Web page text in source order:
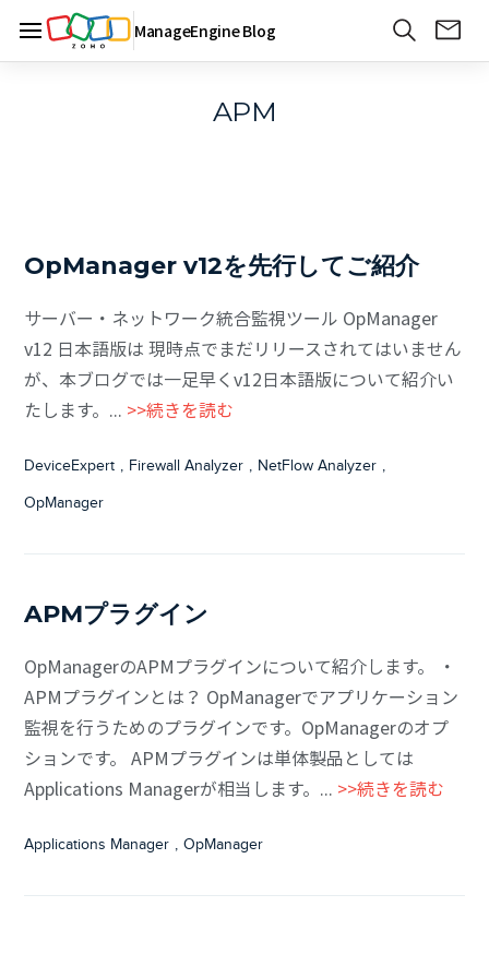
ManageEngine Blog
APM
OpManager v12を先行してご紹介
サーバー・ネットワーク統合監視ツール OpManager
v12 日本語版は 現時点でまだリリースされてはいません
が、本ブログでは一足早くv12日本語版について紹介い
たします。... >>続きを読む
DeviceExpert , Firewall Analyzer , NetFlow Analyzer ,
OpManager
APMプラグイン
OpManagerのAPMプラグインについて紹介します。 ・
APMプラグインとは？ OpManagerでアプリケーション
監視を行うためのプラグインです。OpManagerのオプ
ションです。 APMプラグインは単体製品としては
Applications Managerが相当します。... >>続きを読む
Applications Manager , OpManager